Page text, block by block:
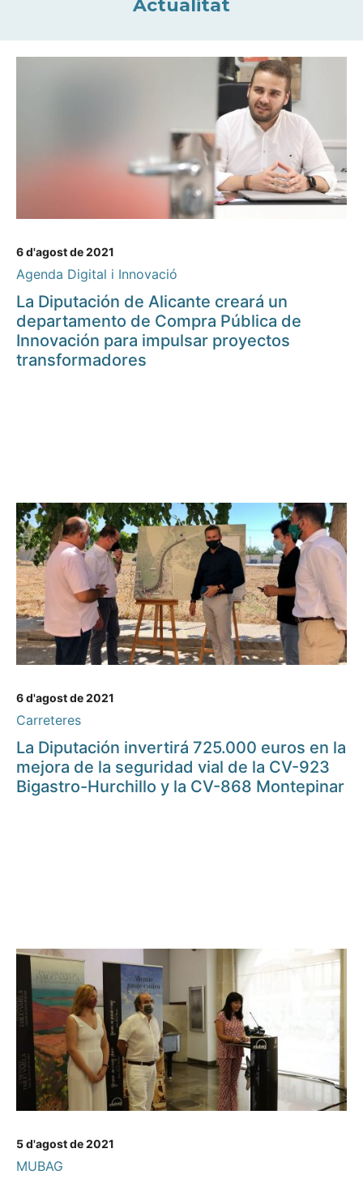
Actualitat
6 d'agost de 2021
Agenda Digital i Innovació
La Diputación de Alicante creará un
departamento de Compra Pública de
Innovación para impulsar proyectos
transformadores
6 d'agost de 2021
Carreteres
La Diputación invertirá 725.000 euros en la
mejora de la seguridad vial de la CV-923
Bigastro-Hurchillo y la CV-868 Montepinar
5 d'agost de 2021
MUBAG